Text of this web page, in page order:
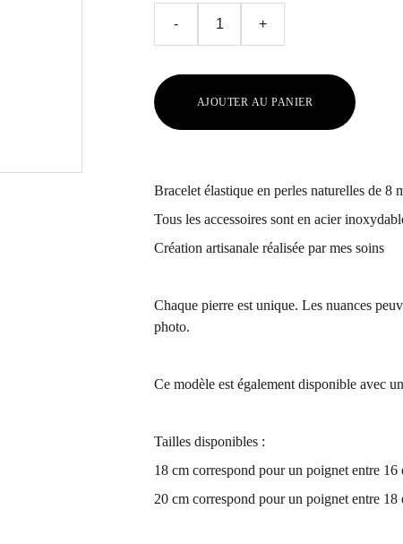
- +
AJOUTER AU PANIER
Bracelet élastique en perles naturelles de 8
Tous les accessoires sont en acier
Création artisanale réalisée par mes soins
Chaque pierre est unique. Les nuances
photo.
Ce modèle est également disponible avec
Tailles disponibles :
18 cm correspond pour un poignet entre 16
20 cm correspond pour un poignet entre 18